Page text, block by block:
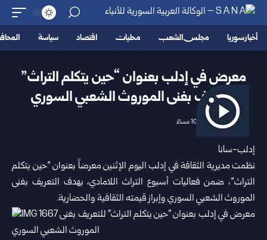
أخبار سوريا مجلس الشعب محليات اقتصاد سياسة
معرض في إدلب بعنوان “حين يتكلم التراث”
للتعريف بغنى ‏الموروث الشعبي السوري
2026/07/06 10:47 مساءً
إدلب-سانا‎
نظمت مديرية الثقافة في إدلباليوم الإثنين معرضاً بعنوان ‏”حين يتكلم
التراث”، ضمن فعاليات أسبوع التراث اللامادي، ‏بهدف التعريف بغنى
الموروث الشعبي السوري وإبراز قيمته ‏الثقافية والحضارية.‏